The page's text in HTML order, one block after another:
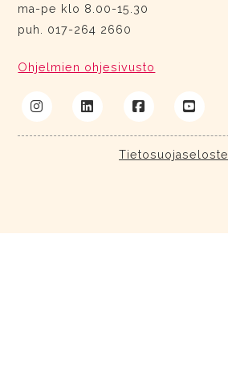
ma-pe klo 8.00-15.30
puh. 017-264 2660
Ohjelmien ohjesivusto
Tietosuojaseloste